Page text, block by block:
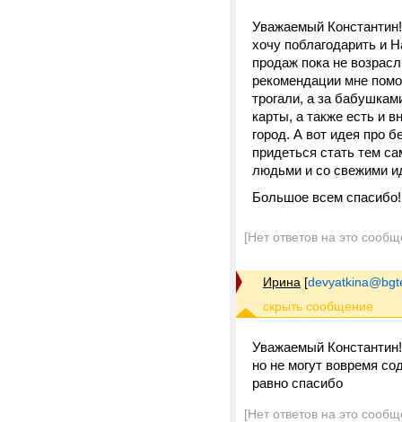
Уважаемый
хочу поблагодарить и
продаж пока не
рекомендации мне
трогали, а за
карты, а также есть и
город. А вот идея про
придеться стать тем
людьми и со свежими
Большое всем
[Нет ответов на это
Ирина [
Уважаемый
но не могут вовремя
равно спасибо
[Нет ответов на это